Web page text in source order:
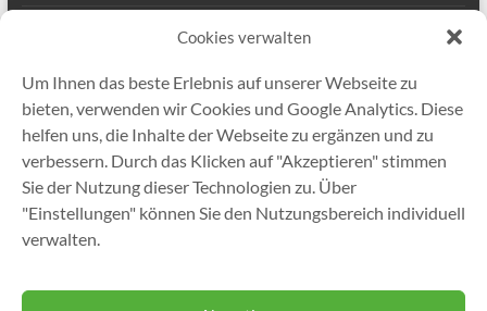
Cookies verwalten
Um Ihnen das beste Erlebnis auf unserer Webseite zu
bieten, verwenden wir Cookies und Google Analytics. Diese
helfen uns, die Inhalte der Webseite zu ergänzen und zu
verbessern. Durch das Klicken auf "Akzeptieren" stimmen
Sie der Nutzung dieser Technologien zu. Über
"Einstellungen" können Sie den Nutzungsbereich individuell
verwalten.
julio 2021(1)
junio 2021
(1)
mayo 2021(8)
abril 2021(2)
enero 2021